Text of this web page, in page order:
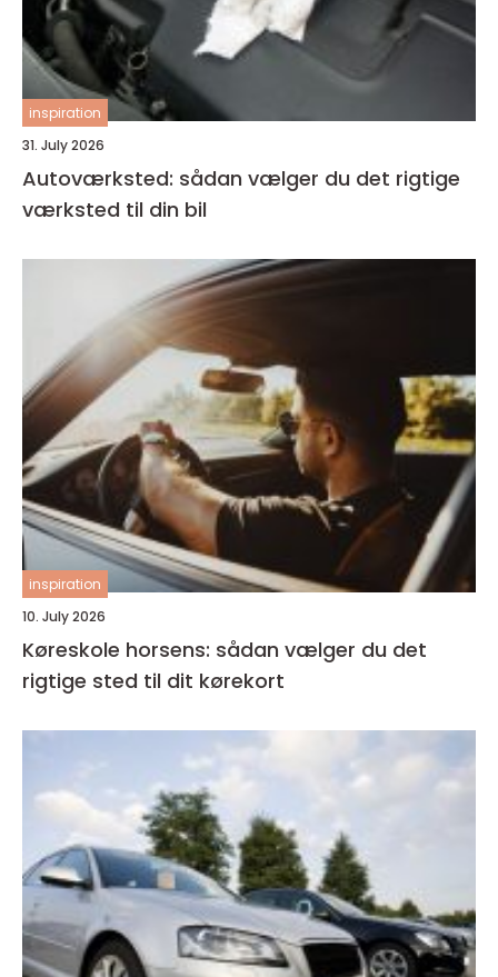
inspiration
31. July 2026
Autoværksted: sådan vælger du det rigtige
værksted til din bil
inspiration
10. July 2026
Køreskole horsens: sådan vælger du det
rigtige sted til dit kørekort